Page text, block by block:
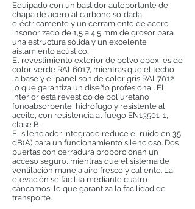
Equipado con un bastidor autoportante de
chapa de acero al carbono soldada
eléctricamente y un cerramiento de acero
insonorizado de 1,5 a 4,5 mm de grosor para
una estructura sólida y un excelente
aislamiento acústico.
El revestimiento exterior de polvo epoxi es de
color verde RAL6017, mientras que el techo,
la base y el panel son de color gris RAL7012,
lo que garantiza un diseño profesional. El
interior está revestido de poliuretano
fonoabsorbente, hidrófugo y resistente al
aceite, con resistencia al fuego EN13501-1,
clase B.
El silenciador integrado reduce el ruido en 35
dB(A) para un funcionamiento silencioso. Dos
puertas con cerradura proporcionan un
acceso seguro, mientras que el sistema de
ventilación maneja aire fresco y caliente. La
elevación se facilita mediante cuatro
cáncamos, lo que garantiza la facilidad de
transporte.